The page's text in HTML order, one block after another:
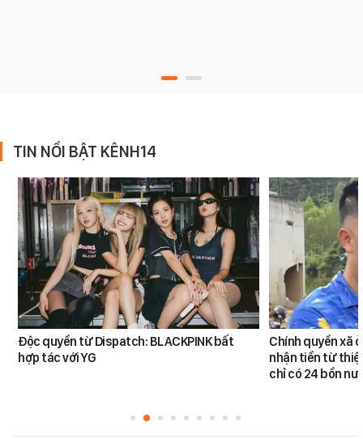
TIN NỔI BẬT KÊNH14
Độc quyền từ Dispatch: BLACKPINK bất
hợp tác với YG
Chính quyền xã
nhận tiền từ
chỉ có 24 bồn